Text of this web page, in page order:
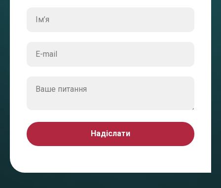
Надіслати